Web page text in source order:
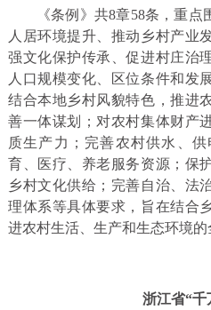
《条例》共8章58条，重
人居环境提升、推动乡村产业
强文化保护传承、促进村庄治
人口规模变化、区位条件和发
结合本地乡村风貌特色，推进
善一体谋划；对农村集体财产
质生产力；完善农村供水、
育、医疗、养老服务资源；保
乡村文化供给；完善自治、法
理体系等具体要求，旨在结合
进农村生活、生产和生态环境的
浙江省“千